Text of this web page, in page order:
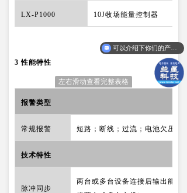
LX-P1000 10J牧场能量控制器
3 性能特性
左右滑动查看完整表格
报警类型
常规报警 短路；断线；过流；电池欠压；
技术特性
脉冲同步
两台或多台设备连接后输出能
可以介绍下你们的产品么？